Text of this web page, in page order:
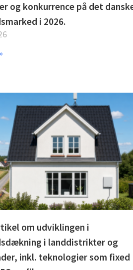
og konkurrence på det
i 2026.
om udviklingen i
i landdistrikter og
inkl. teknologier som fixed